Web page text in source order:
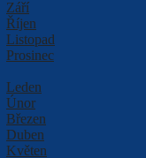
Září
Říjen
Listopad
Prosinec
Leden
Únor
Březen
Duben
Květen